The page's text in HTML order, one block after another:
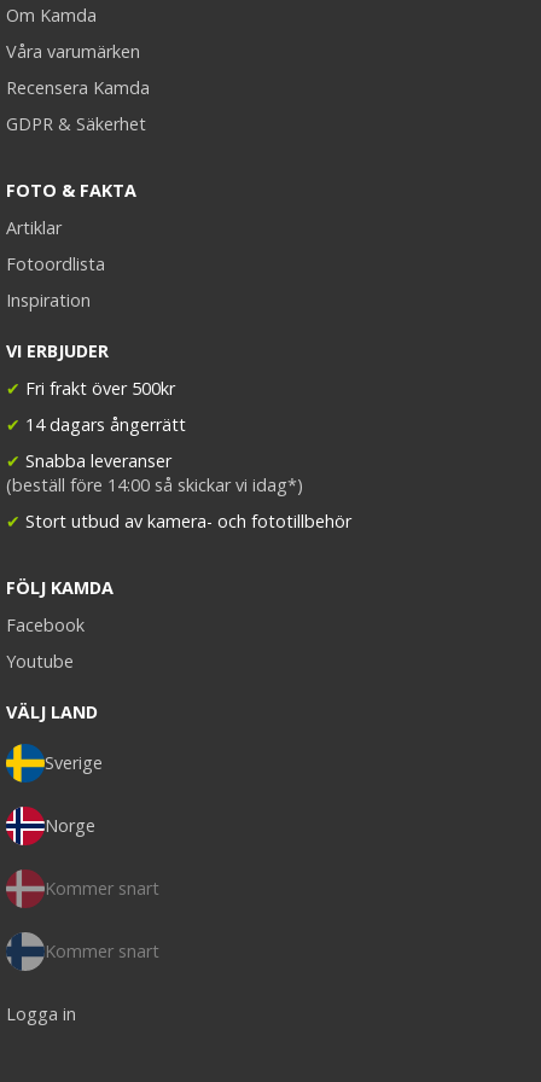
Om Kamda
Våra varumärken
Recensera Kamda
GDPR & Säkerhet
FOTO & FAKTA
Artiklar
Fotoordlista
Inspiration
VI ERBJUDER
✔ Fri frakt över 500kr
✔ 14 dagars ångerrätt
✔ Snabba leveranser
(beställ före 14:00 så skickar vi idag*)
✔ Stort utbud av kamera- och fototillbehör
FÖLJ KAMDA
Facebook
Youtube
VÄLJ LAND
Sverige
Norge
Kommer snart
Kommer snart
Logga in